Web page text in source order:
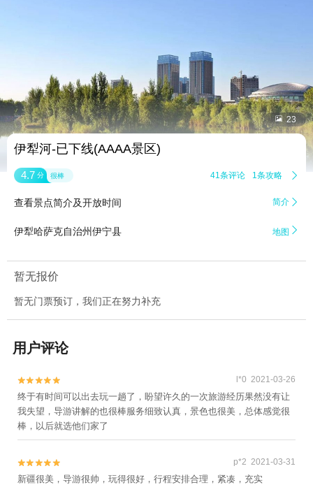
 23
伊犁河-已下线(AAAA景区)
4.7 分 很棒 41条评论 1条攻略 
查看景点简介及开放时间 简介 
伊犁哈萨克自治州伊宁县 地图 
暂无报价
暂无门票预订，我们正在努力补充
用户评论

 l*0 2021-03-26
终于有时间可以出去玩一趟了，盼望许久的一次旅游经历果然没有让
我失望，导游讲解的也很棒服务细致认真，景色也很美，总体感觉很
棒，以后就选他们家了

 p*2 2021-03-31
新疆很美，导游很帅，玩得很好，行程安排合理，紧凑，充实